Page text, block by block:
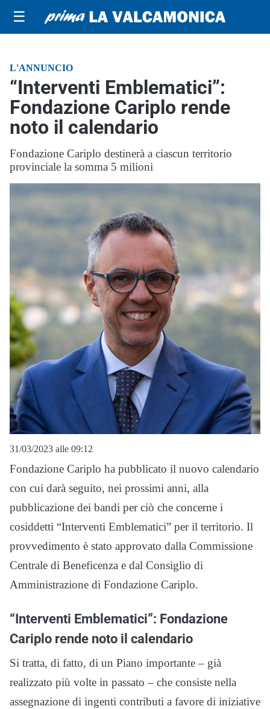
☰
L'ANNUNCIO
“Interventi Emblematici”:
Fondazione Cariplo rende
noto il calendario
Fondazione Cariplo destinerà a ciascun territorio
provinciale la somma 5 milioni
31/03/2023 alle 09:12
Fondazione Cariplo ha pubblicato il nuovo calendario
con cui darà seguito, nei prossimi anni, alla
pubblicazione dei bandi per ciò che concerne i
cosiddetti “Interventi Emblematici” per il territorio. Il
provvedimento è stato approvato dalla Commissione
Centrale di Beneficenza e dal Consiglio di
Amministrazione di Fondazione Cariplo.
“Interventi Emblematici”: Fondazione
Cariplo rende noto il calendario
Si tratta, di fatto, di un Piano importante – già
realizzato più volte in passato – che consiste nella
assegnazione di ingenti contributi a favore di iniziative